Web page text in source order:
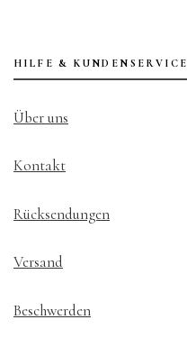
HILFE & KUNDENSERVICE
Über uns
Kontakt
Rücksendungen
Versand
Beschwerden